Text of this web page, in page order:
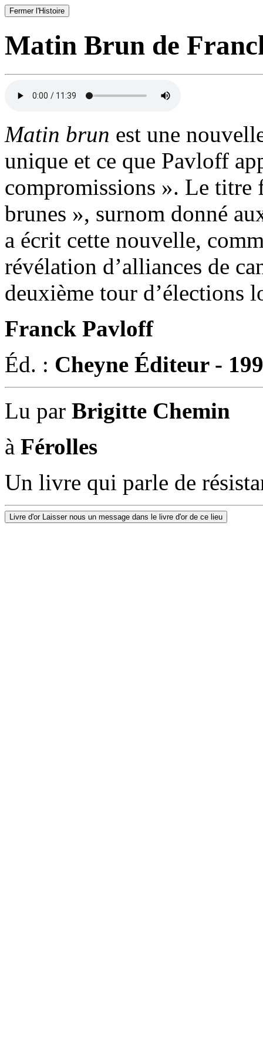
Fermer l'Histoire
Matin Brun de
Matin brun est une
unique et ce que Pavloff
compromissions ». Le titre
brunes », surnom donné
a écrit cette nouvelle,
révélation d’alliances de
deuxième tour d’élections
Franck Pavloff
Éd. : Cheyne Éditeur -
Lu par Brigitte Chemin
à Férolles
Un livre qui parle de
Livre d'or Laisser nous un message dans le livre d'or de ce lieu